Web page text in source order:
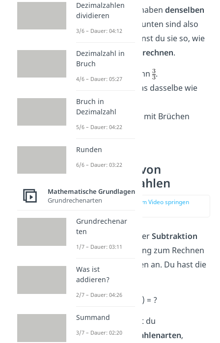
Die beiden Brüche haben denselben
Die Zahlen unten sind also
gleich. Deshalb kannst du sie so, wie
sie sind,zusammenrechnen.
Das Ergebnis ist dann .
Umgewandelt ist das dasselbe wie
eine 1.
Mehr zum Rechnen mit Brüchen
erfährst duhier
Subtraktion von
rationalen Zahlen
zur Stelle im Video springen
Schau dir auch zu derSubtraktion
eine Beispielrechnung zum Rechnen
mit rationalen Zahlen an. Du hast die
Aufgabe
10-(-
) = ?
In dem Beispiel hast du
unterschiedliche Zahlenarten,
Dezimalzahlen
dividieren
3/6 – Dauer: 04:12
Dezimalzahl in
Bruch
4/6 – Dauer: 05:27
Bruch in
Dezimalzahl
5/6 – Dauer: 04:22
Runden
6/6 – Dauer: 03:22
Mathematische Grundlagen
Grundrechenarten
Grundrechenar
ten
1/7 – Dauer: 03:11
Was ist
addieren?
2/7 – Dauer: 04:26
Summand
3/7 – Dauer: 02:20